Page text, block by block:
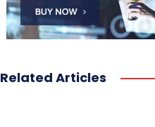
Related Articles